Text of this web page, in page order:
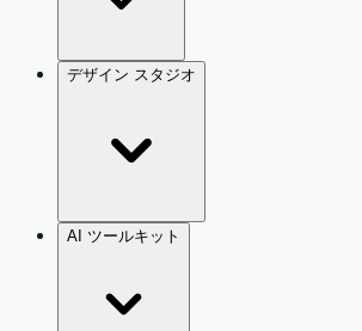
デザイン スタジオ
AI ツールキット